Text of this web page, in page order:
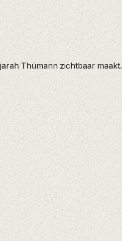
Thümann zichtbaar maakt.